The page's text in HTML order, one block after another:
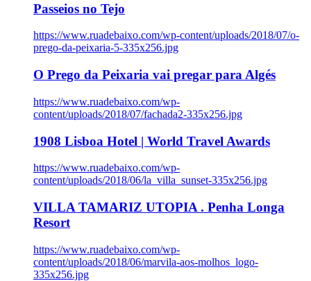
Passeios no Tejo
https://www.ruadebaixo.com/wp-content/uploads/2018/07/o-
prego-da-peixaria-5-335x256.jpg
O Prego da Peixaria vai pregar para Algés
https://www.ruadebaixo.com/wp-
content/uploads/2018/07/fachada2-335x256.jpg
1908 Lisboa Hotel | World Travel Awards
https://www.ruadebaixo.com/wp-
content/uploads/2018/06/la_villa_sunset-335x256.jpg
VILLA TAMARIZ UTOPIA . Penha Longa
Resort
https://www.ruadebaixo.com/wp-
content/uploads/2018/06/marvila-aos-molhos_logo-
335x256.jpg